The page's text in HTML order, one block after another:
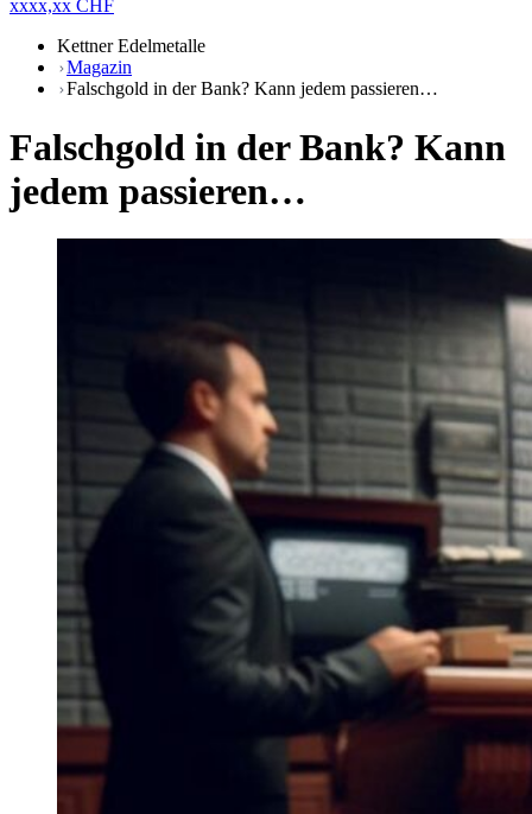
xxxx,xx CHF
Kettner Edelmetalle
Magazin
Falschgold in der Bank? Kann jedem passieren…
Falschgold in der Bank? Kann
jedem passieren…